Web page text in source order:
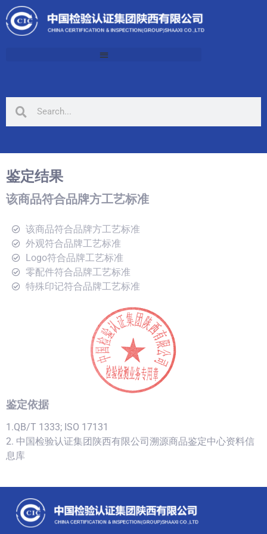
鉴定结果
该商品符合品牌方工艺标准
该商品符合品牌方工艺标准
外观符合品牌工艺标准
Logo符合品牌工艺标准
零配件符合品牌工艺标准
特殊印记符合品牌工艺标准
鉴定依据
1.QB/T 1333; ISO 17131
2. 中国检验认证集团陕西有限公司溯源商品鉴定中心资料信
息库